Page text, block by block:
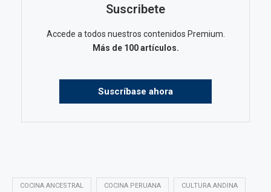
Suscribete
Accede a todos nuestros contenidos Premium.
Más de 100 artículos.
Suscríbase ahora
COCINA ANCESTRAL COCINA PERUANA CULTURA ANDINA